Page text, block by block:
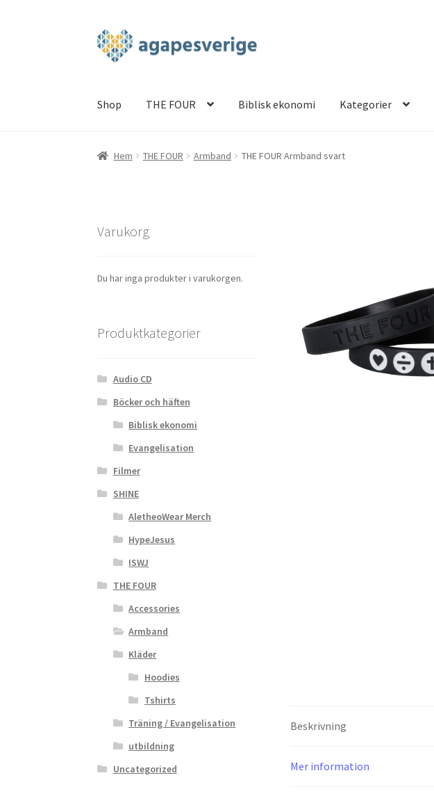
Hoppa
till
Hoppa
till
Shop THE FOUR Biblisk ekonomi Kategorier
Hem BlogCart Checkout My accountShop THE FOUR
Hem THE FOUR Armband THE FOUR Armband svart
Beskrivning
Mer information
Varukorg
Du har inga produkter i varukorgen.
Produktkategorier
Audio CD
Böcker och häften
Biblisk ekonomi
Evangelisation
Filmer
SHINE
AletheoWear Merch
HypeJesus
ISWJ
THE FOUR
Accessories
Armband
Kläder
Hoodies
Tshirts
Träning / Evangelisation
utbildning
Uncategorized